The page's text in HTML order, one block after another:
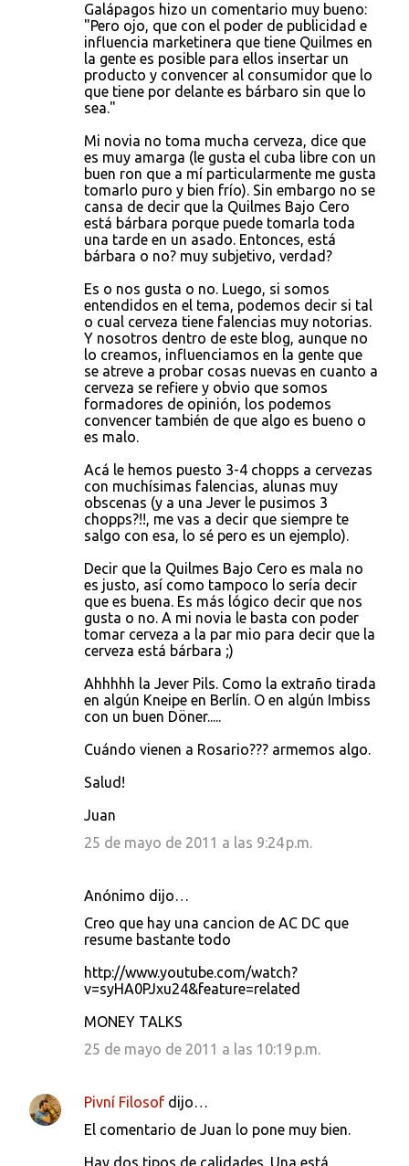
Galápagos hizo un comentario muy bueno:
"Pero ojo, que con el poder de publicidad e
influencia marketinera que tiene Quilmes en
la gente es posible para ellos insertar un
producto y convencer al consumidor que lo
que tiene por delante es bárbaro sin que lo
sea."
Mi novia no toma mucha cerveza, dice que
es muy amarga (le gusta el cuba libre con un
buen ron que a mí particularmente me gusta
tomarlo puro y bien frío). Sin embargo no se
cansa de decir que la Quilmes Bajo Cero
está bárbara porque puede tomarla toda
una tarde en un asado. Entonces, está
bárbara o no? muy subjetivo, verdad?
Es o nos gusta o no. Luego, si somos
entendidos en el tema, podemos decir si tal
o cual cerveza tiene falencias muy notorias.
Y nosotros dentro de este blog, aunque no
lo creamos, influenciamos en la gente que
se atreve a probar cosas nuevas en cuanto a
cerveza se refiere y obvio que somos
formadores de opinión, los podemos
convencer también de que algo es bueno o
es malo.
Acá le hemos puesto 3-4 chopps a cervezas
con muchísimas falencias, alunas muy
obscenas (y a una Jever le pusimos 3
chopps?!!, me vas a decir que siempre te
salgo con esa, lo sé pero es un ejemplo).
Decir que la Quilmes Bajo Cero es mala no
es justo, así como tampoco lo sería decir
que es buena. Es más lógico decir que nos
gusta o no. A mi novia le basta con poder
tomar cerveza a la par mio para decir que la
cerveza está bárbara ;)
Ahhhhh la Jever Pils. Como la extraño tirada
en algún Kneipe en Berlín. O en algún Imbiss
con un buen Döner.....
Cuándo vienen a Rosario??? armemos algo.
Salud!
Juan
25 de mayo de 2011 a las 9:24 p.m.
Anónimo dijo…
Creo que hay una cancion de AC DC que
resume bastante todo
http://www.youtube.com/watch?
v=syHA0PJxu24&feature=related
MONEY TALKS
25 de mayo de 2011 a las 10:19 p.m.
Pivní Filosof dijo…
El comentario de Juan lo pone muy bien.
Hay dos tipos de calidades. Una está